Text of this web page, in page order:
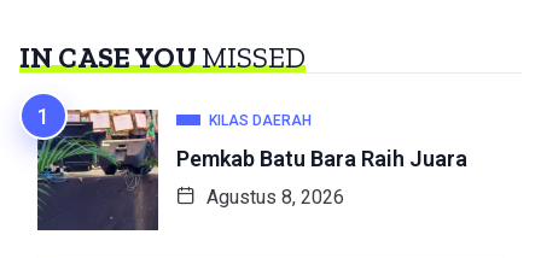
IN CASE YOUMISSED
KILAS DAERAH
Pemkab Batu Bara Raih Juara
Agustus 8, 2026